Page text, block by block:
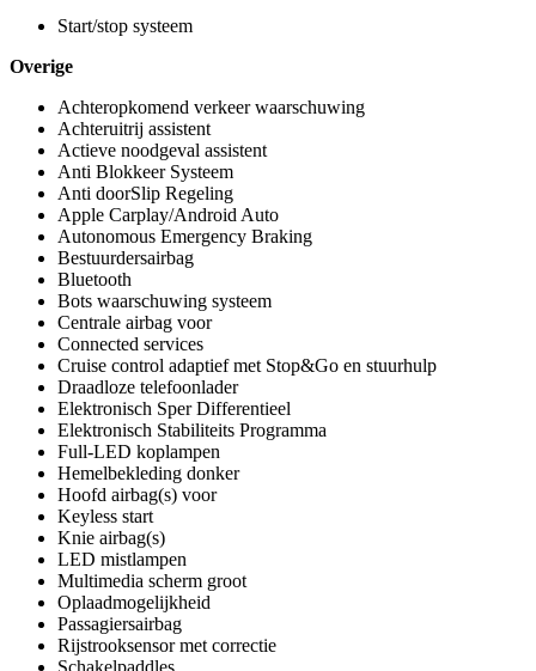
Start/stop systeem
Overige
Achteropkomend verkeer waarschuwing
Achteruitrij assistent
Actieve noodgeval assistent
Anti Blokkeer Systeem
Anti doorSlip Regeling
Apple Carplay/Android Auto
Autonomous Emergency Braking
Bestuurdersairbag
Bluetooth
Bots waarschuwing systeem
Centrale airbag voor
Connected services
Cruise control adaptief met Stop&Go en stuurhulp
Draadloze telefoonlader
Elektronisch Sper Differentieel
Elektronisch Stabiliteits Programma
Full-LED koplampen
Hemelbekleding donker
Hoofd airbag(s) voor
Keyless start
Knie airbag(s)
LED mistlampen
Multimedia scherm groot
Oplaadmogelijkheid
Passagiersairbag
Rijstrooksensor met correctie
Schakelpaddles